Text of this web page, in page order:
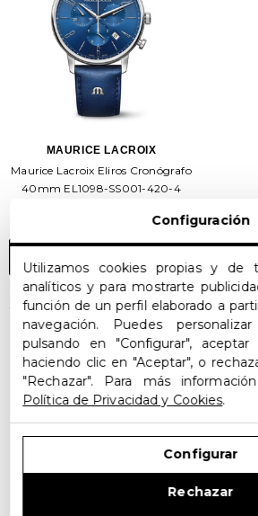
MAURICE LACROIX
Maurice Lacroix Eliros Cronógrafo
40mm EL1098-SS001-420-4
NO HAY MÁS
Relojes Maurice
Estilo Refinado y
Configuración
Utilizamos cookies propias y de
analíticos y para mostrarte
función de un perfil elaborado a
navegación. Puedes
pulsando en "Configurar",
haciendo clic en "Aceptar", o
"Rechazar". Para más
Política de Privacidad y Cookies.
Configurar
Rechazar